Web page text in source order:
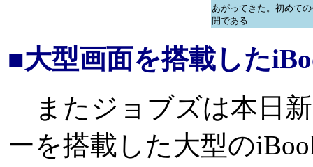
あがってきた。初めての
開である
■大型画面を搭載した
またジョブズは本日
ーを搭載した大型の